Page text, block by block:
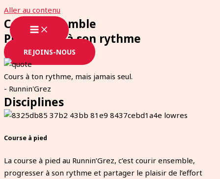
Aller au contenu
Courir ensemble
Progresser à son rythme
REJOINS-NOUS
Cours à ton rythme, mais jamais seul.
- Runnin'Grez
Disciplines
Course à pied
La course à pied au Runnin’Grez, c’est courir ensemble,
progresser à son rythme et partager le plaisir de l’effort